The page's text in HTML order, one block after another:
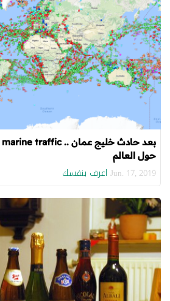
حول العالم
Jun. 17, 2019 اعرف بنفسك